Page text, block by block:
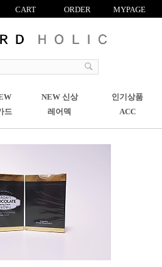
CART ORDER MYPAGE
R
NEW 신상
인기상품
드 레어덱 ACC